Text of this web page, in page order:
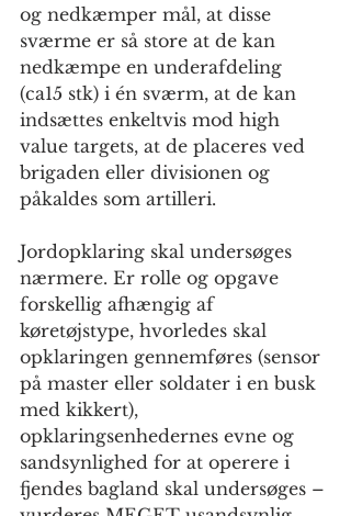
og nedkæmper mål, at disse
sværme er så store at de kan
nedkæmpe en underafdeling
(ca15 stk) i én sværm, at de kan
indsættes enkeltvis mod high
value targets, at de placeres ved
brigaden eller divisionen og
påkaldes som artilleri.
Jordopklaring skal undersøges
nærmere. Er rolle og opgave
forskellig afhængig af
køretøjstype, hvorledes skal
opklaringen gennemføres (sensor
på master eller soldater i en busk
med kikkert),
opklaringsenhedernes evne og
sandsynlighed for at operere i
fjendes bagland skal undersøges –